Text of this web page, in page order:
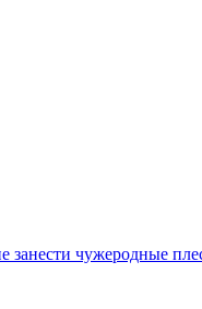
занести чужеродные